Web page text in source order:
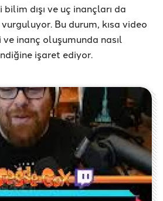
dışı ve uç inançları da
Bu durum, kısa video
inanç oluşumunda nasıl
işaret ediyor.